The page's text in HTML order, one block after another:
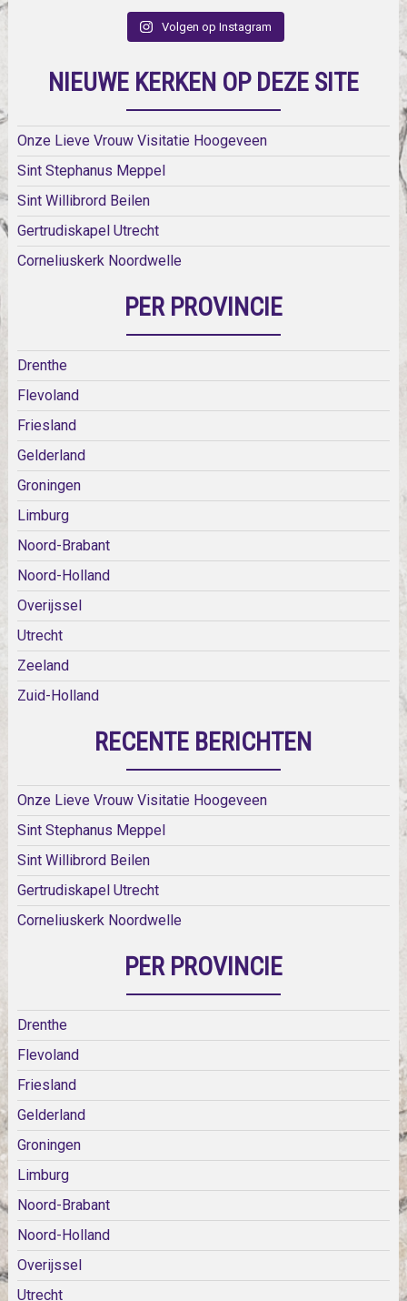
Volgen op Instagram
NIEUWE KERKEN OP DEZE SITE
Onze Lieve Vrouw Visitatie Hoogeveen
Sint Stephanus Meppel
Sint Willibrord Beilen
Gertrudiskapel Utrecht
Corneliuskerk Noordwelle
PER PROVINCIE
Drenthe
Flevoland
Friesland
Gelderland
Groningen
Limburg
Noord-Brabant
Noord-Holland
Overijssel
Utrecht
Zeeland
Zuid-Holland
RECENTE BERICHTEN
Onze Lieve Vrouw Visitatie Hoogeveen
Sint Stephanus Meppel
Sint Willibrord Beilen
Gertrudiskapel Utrecht
Corneliuskerk Noordwelle
PER PROVINCIE
Drenthe
Flevoland
Friesland
Gelderland
Groningen
Limburg
Noord-Brabant
Noord-Holland
Overijssel
Utrecht